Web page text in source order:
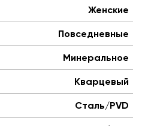
Женские
Повседневные
Минеральное
Кварцевый
Сталь/PVD